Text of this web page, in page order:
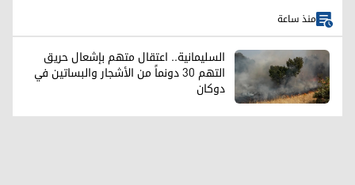
منذ ساعة
السليمانية.. اعتقال متهم بإشعال حريق
التهم 30 دونماً من الأشجار والبساتين في
دوكان